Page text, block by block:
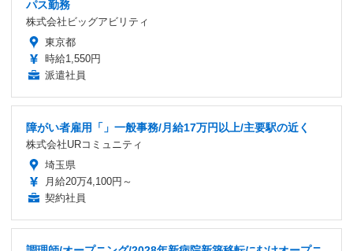
パス勤務
株式会社ビッグアビリティ
東京都
時給1,550円
派遣社員
障がい者雇用「」一般事務/月給17万円以上/主要駅の近く
株式会社URコミュニティ
埼玉県
月給20万4,100円～
契約社員